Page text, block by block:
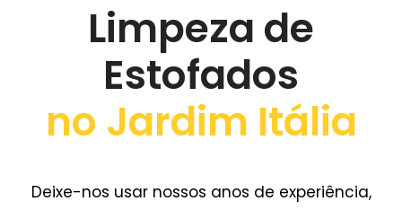
Limpeza de
Estofados
no Jardim Itália
Deixe-nos usar nossos anos de experiência,